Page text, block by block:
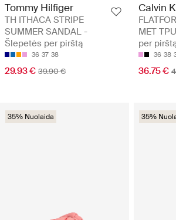
Tommy Hilfiger
TH ITHACA STRIPE
SUMMER SANDAL -
Šlepetės per pirštą
36 37 38
29.93 € 39.90 €
Calvin
MET
per
36 38
36.75 €
35% Nuolaida 35%